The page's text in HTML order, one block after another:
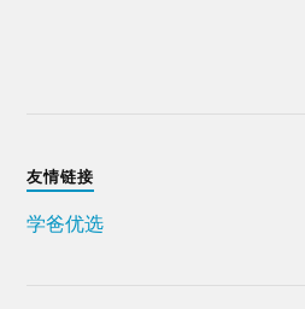
友情链接
学爸优选